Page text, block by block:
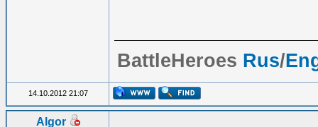
BattleHeroes Rus/
14.10.2012 21:07
Algor